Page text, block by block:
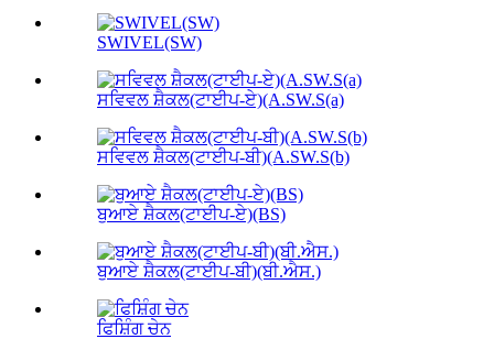
SWIVEL(SW)
ਸਵਿਵਲ ਸ਼ੈਕਲ(ਟਾਈਪ-ਏ)(A.SW.S(a)
ਸਵਿਵਲ ਸ਼ੈਕਲ(ਟਾਈਪ-ਬੀ)(A.SW.S(b)
ਬੁਆਏ ਸ਼ੈਕਲ(ਟਾਈਪ-ਏ)(BS)
ਬੁਆਏ ਸ਼ੈਕਲ(ਟਾਈਪ-ਬੀ)(ਬੀ.ਐਸ.)
ਫਿਸ਼ਿੰਗ ਚੇਨ